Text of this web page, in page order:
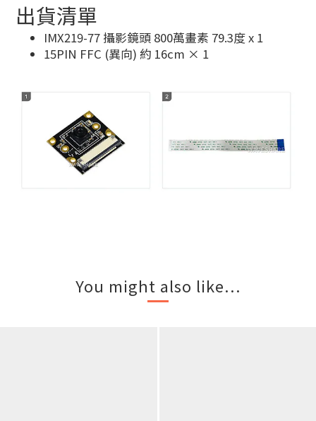
出貨清單
IMX219-77 攝影鏡頭 800萬畫素 79.3度 x 1
15PIN FFC (異向) 約 16cm × 1
You might also like...